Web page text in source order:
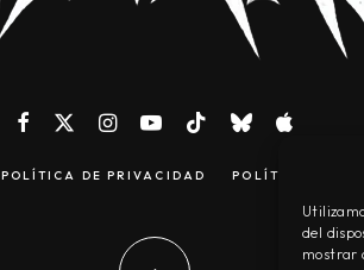
del
mostrar
POLÍTICA DE PRIVACIDAD POLÍTICA DE